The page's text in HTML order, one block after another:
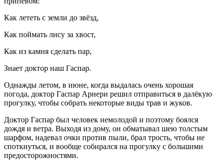
Как лететь с земли до звёзд,
Как поймать лису за хвост,
Как из камня сделать пар,
Знает доктор наш Гаспар.
Однажды летом, в июне, когда выдалась очень хорошая
погода, доктор Гаспар Арнери решил отправиться в далёкую
прогулку, чтобы собрать некоторые виды трав и жуков.
Доктор Гаспар был человек немолодой и поэтому боялся
дождя и ветра. Выходя из дому, он обматывал шею толстым
шарфом, надевал очки против пыли, брал трость, чтобы не
споткнуться, и вообще собирался на прогулку с большими
предосторожностями.